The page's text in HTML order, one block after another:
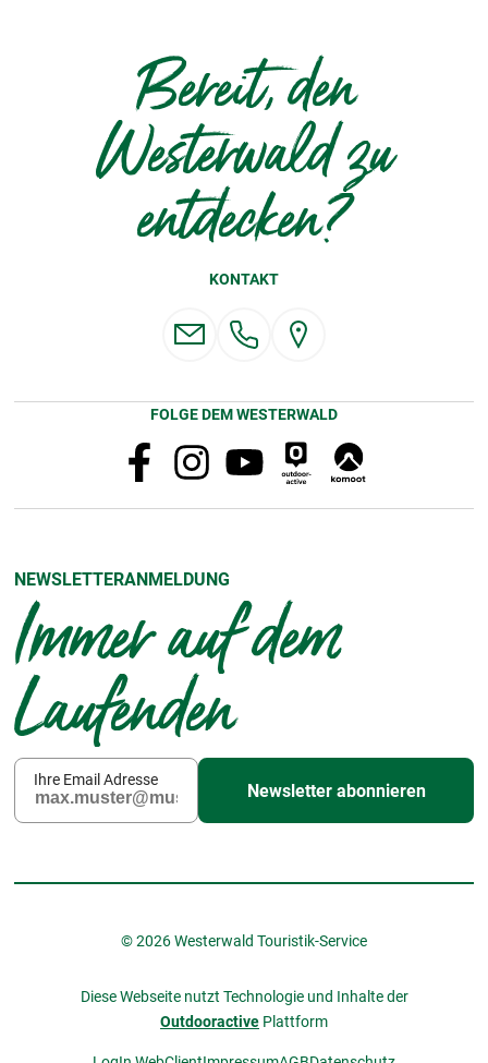
Bereit, den
Westerwald zu
entdecken?
KONTAKT
FOLGE DEM WESTERWALD
NEWSLETTERANMELDUNG
Immer auf dem
Laufenden
Ihre Email Adresse
Newsletter abonnieren
© 2026 Westerwald Touristik-Service
Diese Webseite nutzt Technologie und Inhalte der
Outdooractive Plattform